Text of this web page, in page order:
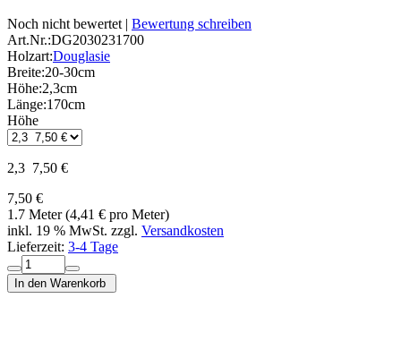
Noch nicht bewertet | Bewertung schreiben
Art.Nr.:DG2030231700
Holzart:Douglasie
Breite:20-30cm
Höhe:2,3cm
Länge:170cm
Höhe
2,3 7,50 €
7,50 €
1.7 Meter (4,41 € pro Meter)
inkl. 19 % MwSt. zzgl. Versandkosten
Lieferzeit: 3-4 Tage
In den Warenkorb